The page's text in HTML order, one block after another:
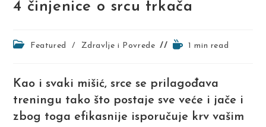
4 činjenice o srcu trkača
PostFeatured / Zdravlje i Povrede
Reading1 min read
Kao i svaki mišić, srce se prilagođava
treningu tako što postaje sve veće i jače i
zbog toga efikasnije isporučuje krv vašim